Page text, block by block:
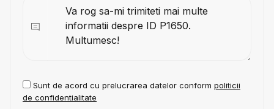
Sunt de acord cu prelucrarea datelor conform politicii
de confidentialitate